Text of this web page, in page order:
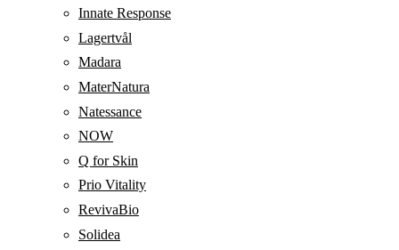
Innate Response
Lagertvål
Madara
MaterNatura
Natessance
NOW
Q for Skin
Prio Vitality
RevivaBio
Solidea